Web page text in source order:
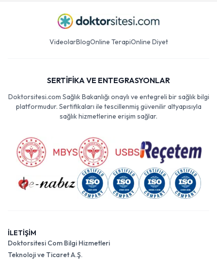
VideolarBlogOnline TerapiOnline Diyet
SERTİFİKA VE ENTEGRASYONLAR
Doktorsitesi.com Sağlık Bakanlığı onaylı ve entegreli bir sağlık bilgi
platformudur. Sertifikaları ile tescillenmiş güvenilir altyapısıyla
sağlık hizmetlerine erişim sağlar.
İLETİŞİM
Doktorsitesi Com Bilgi Hizmetleri
Teknoloji ve Ticaret A.Ş.